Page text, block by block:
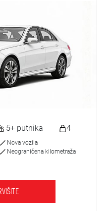
5+ putnika 4
Nova vozila
Neograničena kilometraža